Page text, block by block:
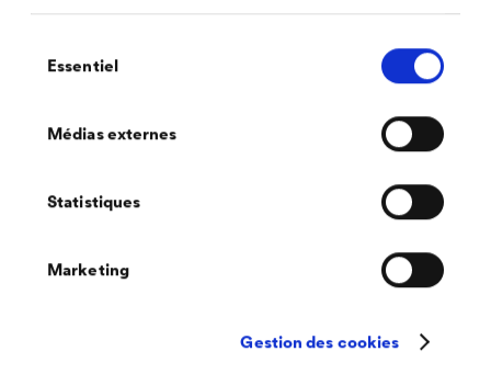
informations dans notre
politique de confidentialité
Sélectionnez les cookies que vous souhaitez
duEssentiel
Médias externes
Statistiques
Marketing
Gestion des cookies
protection performante de la structure située à l’arrière,
d'une façade. Le pare-pluie coloré et résistant aux UV
nouvelles possibilités de conception pour les façades
plastique. L’écran confère aux structures de façade en